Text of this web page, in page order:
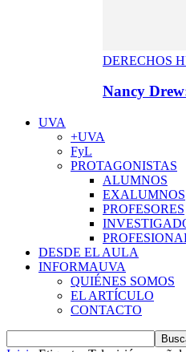
DERECHOS
Nancy
UVA
+UVA
FyL
PROTAGONISTAS
ALUMNOS
EXALUMNOS
PROFESORES
DESDE EL AULA
INFORMAUVA
QUIÉNES SOMOS
EL ARTÍCULO
CONTACTO